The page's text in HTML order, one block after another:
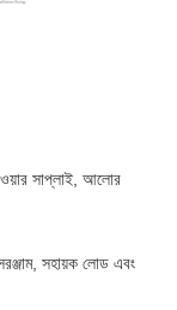
সাপ্লাই, আলোর
সহায়ক লোড এবং